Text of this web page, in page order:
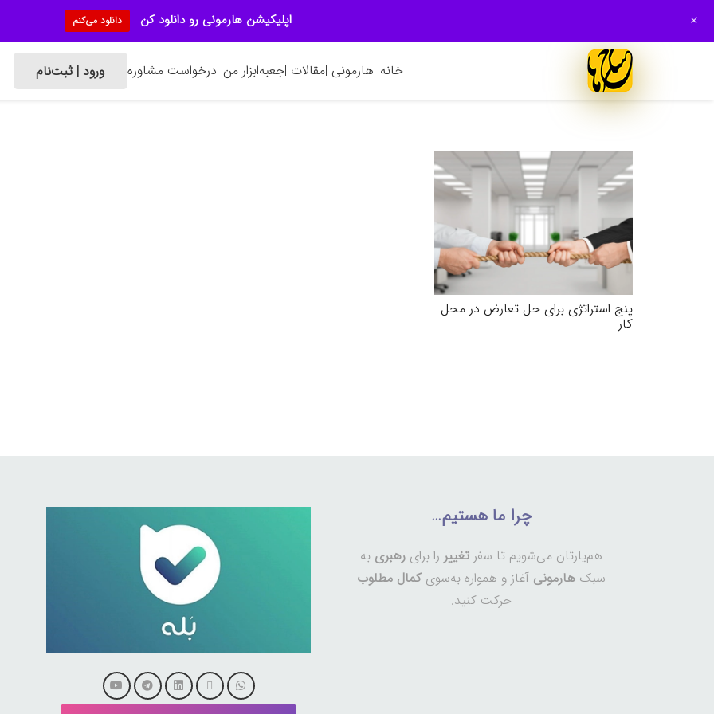
خانه |هارمونی |مقالات |جعبه‌ابزار من |درخواست مشاوره ورود | ثبت‌نام
پنج استراتژی برای حل تعارض در محل
کار
چرا ما هستیم…
هم‌یارتان می‌شویم تا سفر تغییر را برای رهبری به
سبک هارمونی آغاز و همواره به‌سوی کمال مطلوب
حرکت کنید.
اپلیکیشن هارمونی رو دانلود کن دانلود می‌کنم +